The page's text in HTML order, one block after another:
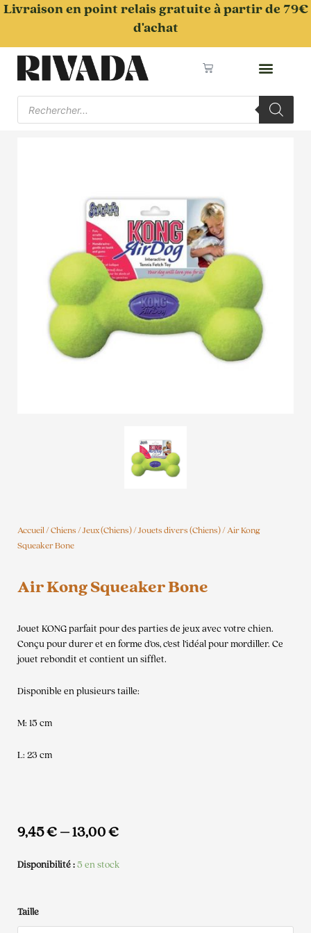
Aller
Livraison en point relais gratuite à partir de 79€
d'achat
Panier
Recherche
produits
Accueil/Chiens/Jeux (Chiens)/Jouets divers (Chiens)/ Air Kong
Squeaker Bone
Air Kong Squeaker Bone
Jouet KONG parfait pour des parties de jeux avec votre chien.
Conçu pour durer et en forme d’os, c’est l’idéal pour mordiller. Ce
jouet rebondit et contient un sifflet.
Disponible en plusieurs taille:
M: 15 cm
L: 23 cm
9,45€–13,00€
Disponibilité :5 en stock
Taille
quantité
de